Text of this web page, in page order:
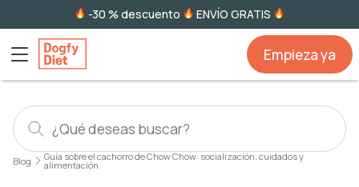
-30 % descuento ENVÍO GRATIS
Empieza ya
Blog Guía sobre el cachorro de Chow Chow: socialización, cuidados y
alimentación